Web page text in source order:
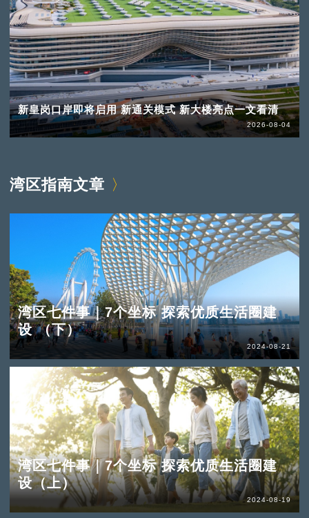
新皇岗口岸即将启用 新通关模式 新大楼亮点一文看清
2026-08-04
湾区指南文章
湾区七件事｜7个坐标 探索优质生活圈建
设 （下）
2024-08-21
湾区七件事｜7个坐标 探索优质生活圈建
设（上）
2024-08-19